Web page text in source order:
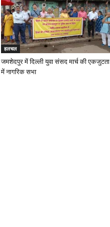
हलचल
जमशेदपुर में दिल्ली युवा संसद मार्च की एकजुटता
में नागरिक सभा